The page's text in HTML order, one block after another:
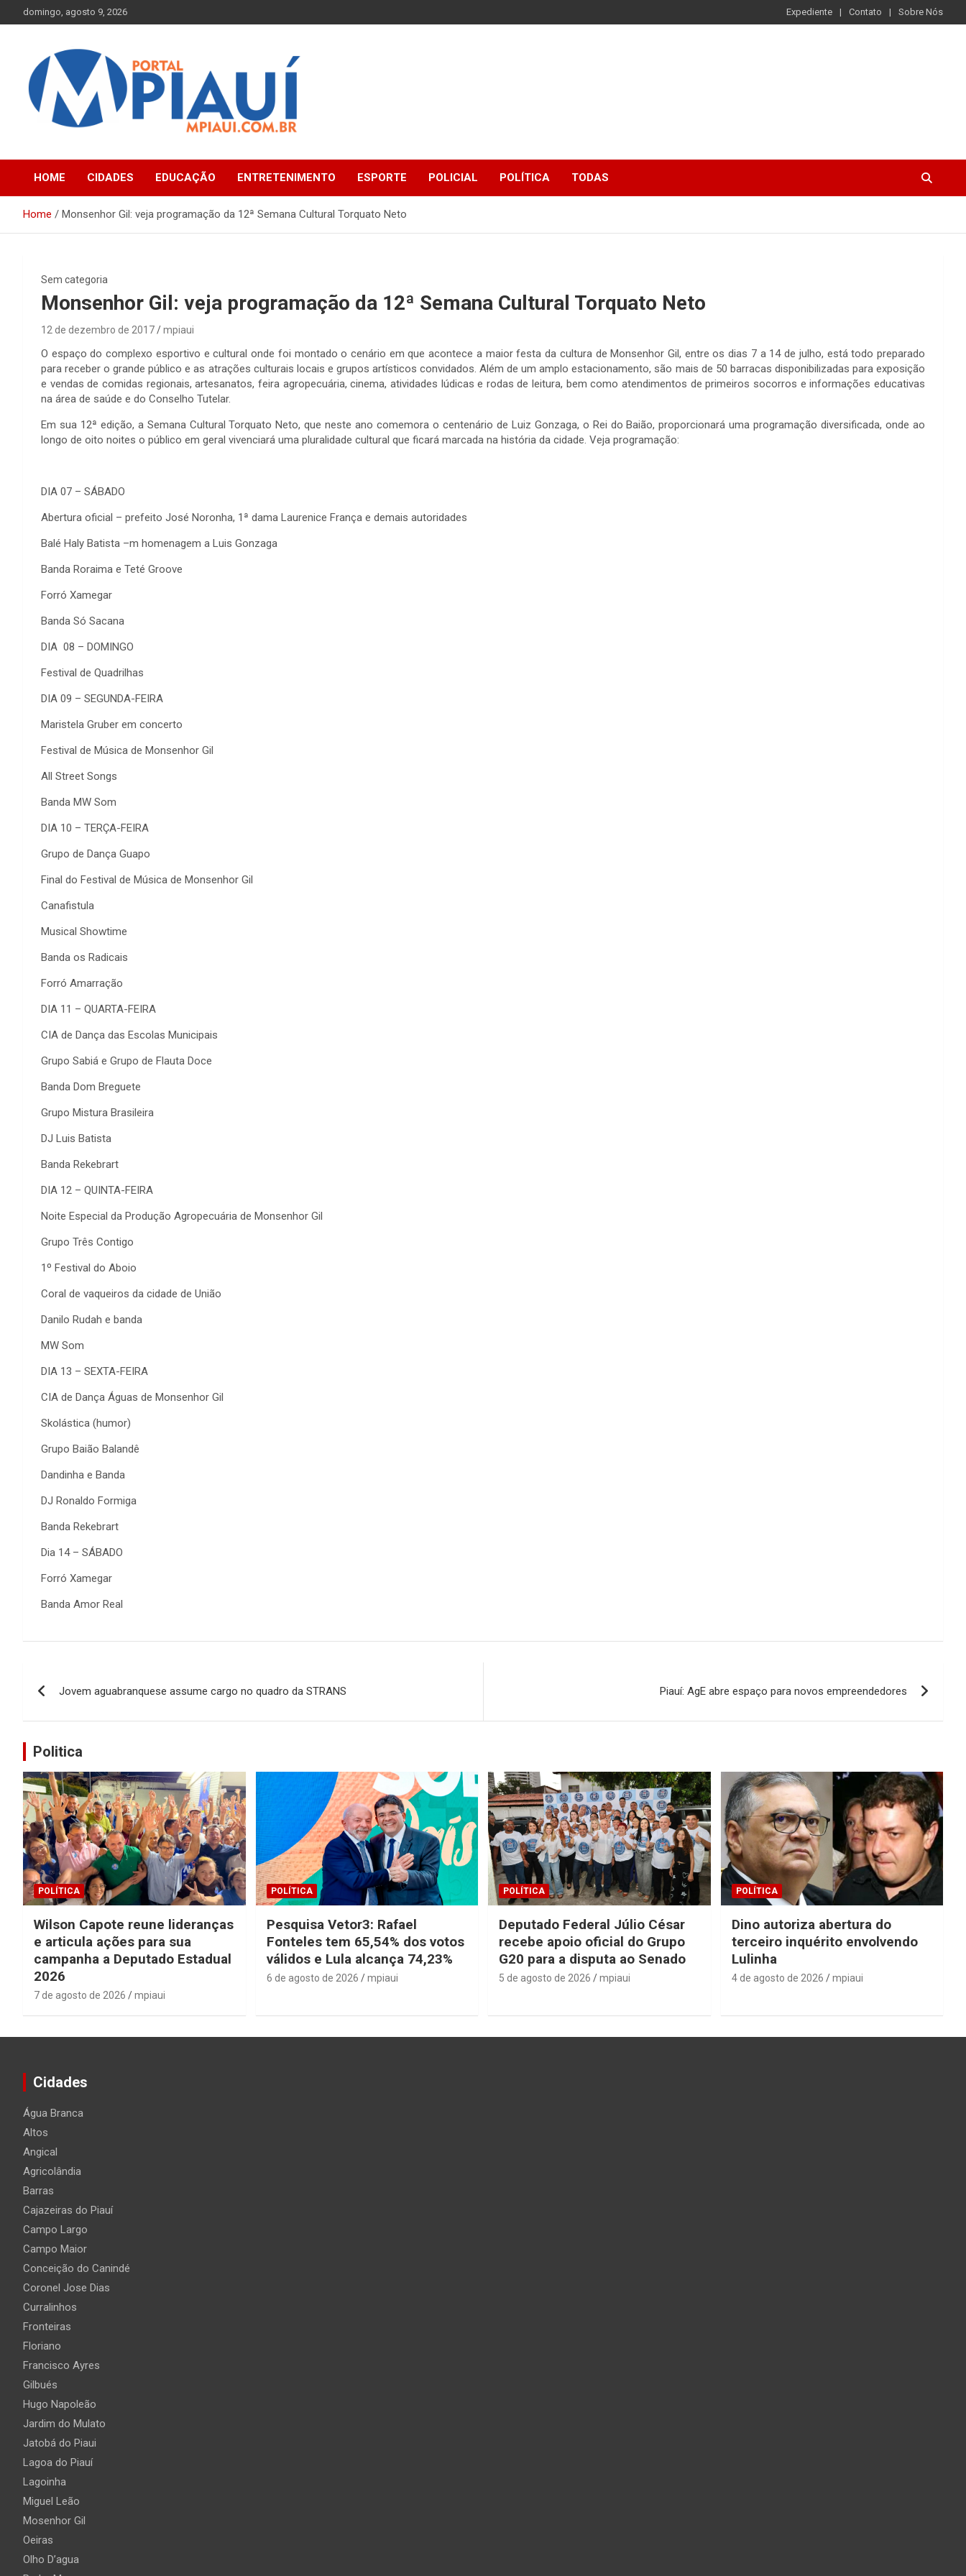
to
domingo, agosto 9, 2026 Expediente Contato Sobre Nós
Portal MPiauí
Parnaíba
HOME
CIDADES EDUCAÇÃO ENTRETENIMENTO ESPORTE POLICIAL POLÍTICA TODAS
Home Monsenhor Gil: veja programação da 12ª Semana Cultural Torquato Neto
Sem categoria
Monsenhor Gil: veja programação da 12ª Semana Cultural Torquato Neto
12 de dezembro de 2017 mpiaui
O espaço do complexo esportivo e cultural onde foi montado o cenário em que acontece a maior festa da cultura de Monsenhor Gil, entre os dias 7 a 14 de julho, está todo preparado
para receber o grande público e as atrações culturais locais e grupos artísticos convidados. Além de um amplo estacionamento, são mais de 50 barracas disponibilizadas para exposição
e vendas de comidas regionais, artesanatos, feira agropecuária, cinema, atividades lúdicas e rodas de leitura, bem como atendimentos de primeiros socorros e informações educativas
na área de saúde e do Conselho Tutelar.
Em sua 12ª edição, a Semana Cultural Torquato Neto, que neste ano comemora o centenário de Luiz Gonzaga, o Rei do Baião, proporcionará uma programação diversificada, onde ao
longo de oito noites o público em geral vivenciará uma pluralidade cultural que ficará marcada na história da cidade. Veja programação:
DIA 07 – SÁBADO
Abertura oficial – prefeito José Noronha, 1ª dama Laurenice França e demais autoridades
Balé Haly Batista –m homenagem a Luis Gonzaga
Banda Roraima e Teté Groove
Forró Xamegar
Banda Só Sacana
DIA 08 – DOMINGO
Festival de Quadrilhas
DIA 09 – SEGUNDA-FEIRA
Maristela Gruber em concerto
Festival de Música de Monsenhor Gil
All Street Songs
Banda MW Som
DIA 10 – TERÇA-FEIRA
Grupo de Dança Guapo
Final do Festival de Música de Monsenhor Gil
Canafistula
Musical Showtime
Banda os Radicais
Forró Amarração
DIA 11 – QUARTA-FEIRA
CIA de Dança das Escolas Municipais
Grupo Sabiá e Grupo de Flauta Doce
Banda Dom Breguete
Grupo Mistura Brasileira
DJ Luis Batista
Banda Rekebrart
DIA 12 – QUINTA-FEIRA
Noite Especial da Produção Agropecuária de Monsenhor Gil
Grupo Três Contigo
1º Festival do Aboio
Coral de vaqueiros da cidade de União
Danilo Rudah e banda
MW Som
DIA 13 – SEXTA-FEIRA
CIA de Dança Águas de Monsenhor Gil
Skolástica (humor)
Grupo Baião Balandê
Dandinha e Banda
DJ Ronaldo Formiga
Banda Rekebrart
Dia 14 – SÁBADO
Forró Xamegar
Banda Amor Real
de
Post
Jovem aguabranquese assume cargo no quadro da STRANS Piauí: AgE abre espaço para novos empreendedores
Politica
POLÍTICA
Wilson Capote reune lideranças
e articula ações para sua
campanha a Deputado Estadual
2026
7 de agosto de 2026 mpiaui
POLÍTICA
Pesquisa Vetor3: Rafael
Fonteles tem 65,54% dos votos
válidos e Lula alcança 74,23%
6 de agosto de 2026 mpiaui
POLÍTICA
Deputado Federal Júlio César
recebe apoio oficial do Grupo
G20 para a disputa ao Senado
5 de agosto de 2026 mpiaui
POLÍTICA
Dino autoriza abertura do
terceiro inquérito envolvendo
Lulinha
4 de agosto de 2026 mpiaui
Cidades
Água Branca
Altos
Angical
Agricolândia
Barras
Cajazeiras do Piauí
Campo Largo
Campo Maior
Conceição do Canindé
Coronel Jose Dias
Curralinhos
Fronteiras
Floriano
Francisco Ayres
Gilbués
Hugo Napoleão
Jardim do Mulato
Jatobá do Piaui
Lagoa do Piauí
Lagoinha
Miguel Leão
Mosenhor Gil
Oeiras
Olho D’agua